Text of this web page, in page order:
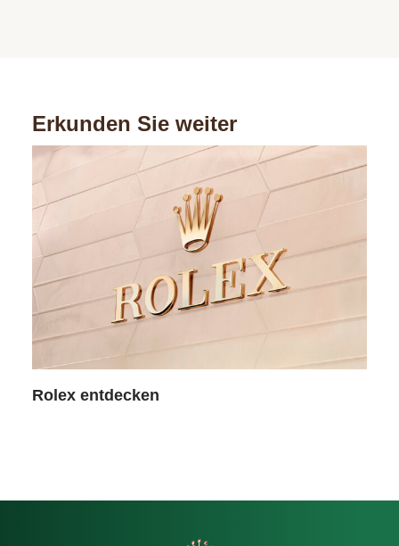
Erkunden Sie weiter
Rolex entdecken